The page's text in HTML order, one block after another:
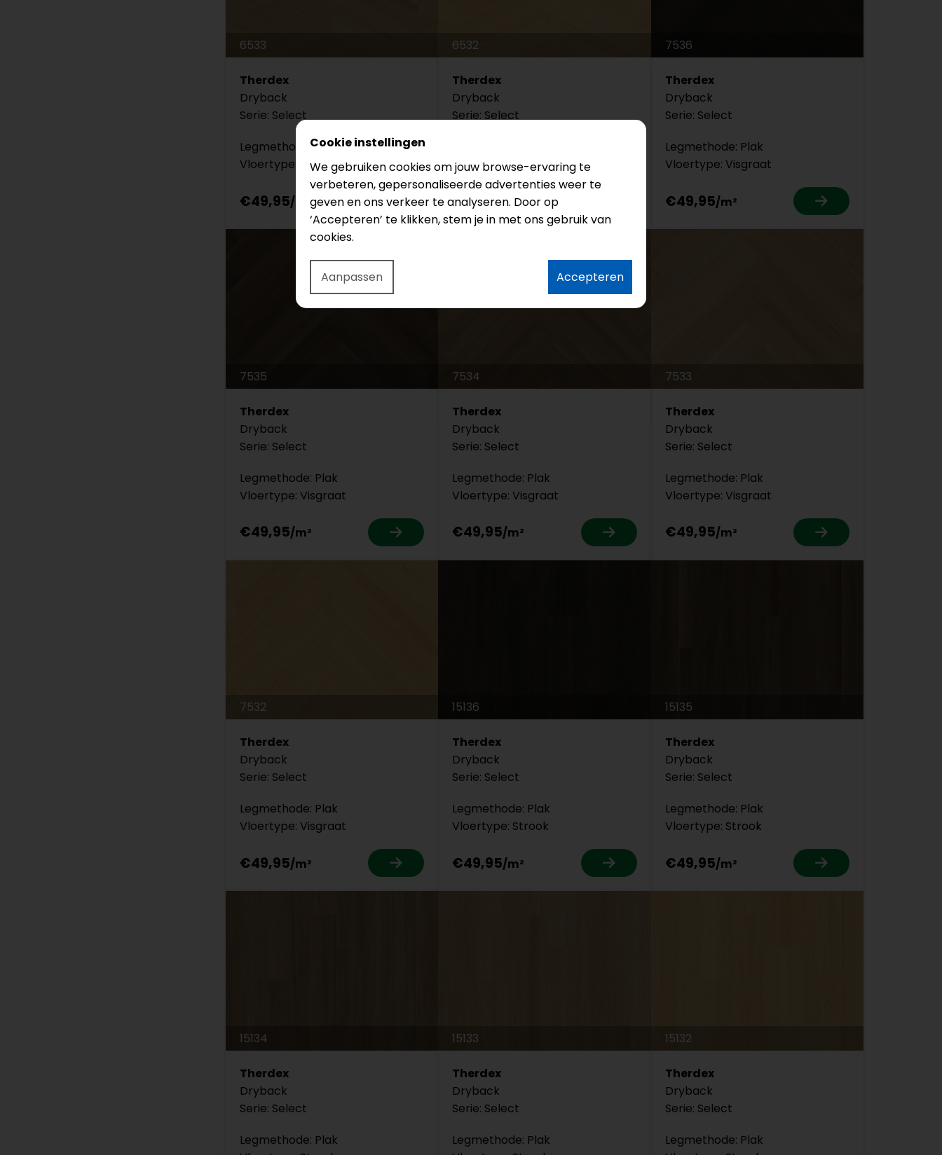
6533
Therdex
Dryback
Serie: Select
Legmethode: Plak
Vloertype: Hongaarse punt
€49,95
6532
Therdex
Dryback
Serie: Select
Vloertype: Hongaarse punt
€49,95
7536
Therdex
Dryback
Serie: Select
Legmethode: Plak
Vloertype: Visgraat
€49,95
7535
Therdex
Dryback
Serie: Select
Legmethode: Plak
Vloertype: Visgraat
€49,95
7534
Therdex
Dryback
Serie: Select
Legmethode: Plak
Vloertype: Visgraat
€49,95
7533
Therdex
Dryback
Serie: Select
Legmethode: Plak
Vloertype: Visgraat
€49,95
7532
Therdex
Dryback
Serie: Select
Legmethode: Plak
Vloertype: Visgraat
€49,95
15136
Therdex
Dryback
Serie: Select
Legmethode: Plak
Vloertype: Strook
€49,95
15135
Therdex
Dryback
Serie: Select
Legmethode: Plak
Vloertype: Strook
€49,95
15134
Therdex
Dryback
Serie: Select
Legmethode: Plak
15133
Therdex
Dryback
Serie: Select
Legmethode: Plak
15132
Therdex
Dryback
Serie: Select
Legmethode: Plak
Cookie instellingen
We gebruiken cookies om jouw browse-ervaring te
verbeteren, gepersonaliseerde advertenties weer te
geven en ons verkeer te analyseren. Door op
‘Accepteren’ te klikken, stem je in met ons gebruik van
cookies.
Aanpassen Accepteren